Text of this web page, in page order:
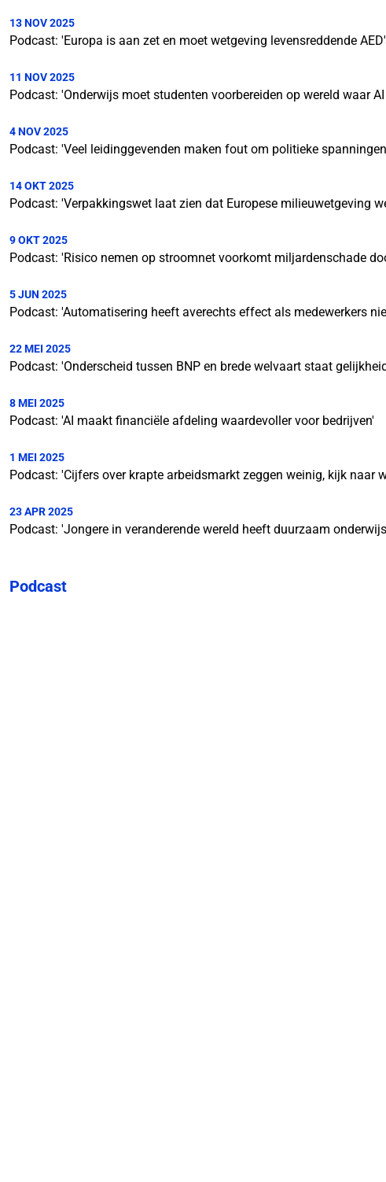
13 NOV 2025
Podcast: 'Europa is aan zet en moet wetgeving levensreddende
11 NOV 2025
Podcast: 'Onderwijs moet studenten voorbereiden op wereld waar
4 NOV 2025
Podcast: 'Veel leidinggevenden maken fout om politieke
14 OKT 2025
Podcast: 'Verpakkingswet laat zien dat Europese milieuwetgeving
9 OKT 2025
Podcast: 'Risico nemen op stroomnet voorkomt miljardenschade
5 JUN 2025
Podcast: 'Automatisering heeft averechts effect als medewerkers
22 MEI 2025
Podcast: 'Onderscheid tussen BNP en brede welvaart staat
8 MEI 2025
Podcast: 'AI maakt financiële afdeling waardevoller voor bedrijven'
1 MEI 2025
Podcast: 'Cijfers over krapte arbeidsmarkt zeggen weinig, kijk naar
23 APR 2025
Podcast: 'Jongere in veranderende wereld heeft duurzaam
Podcast